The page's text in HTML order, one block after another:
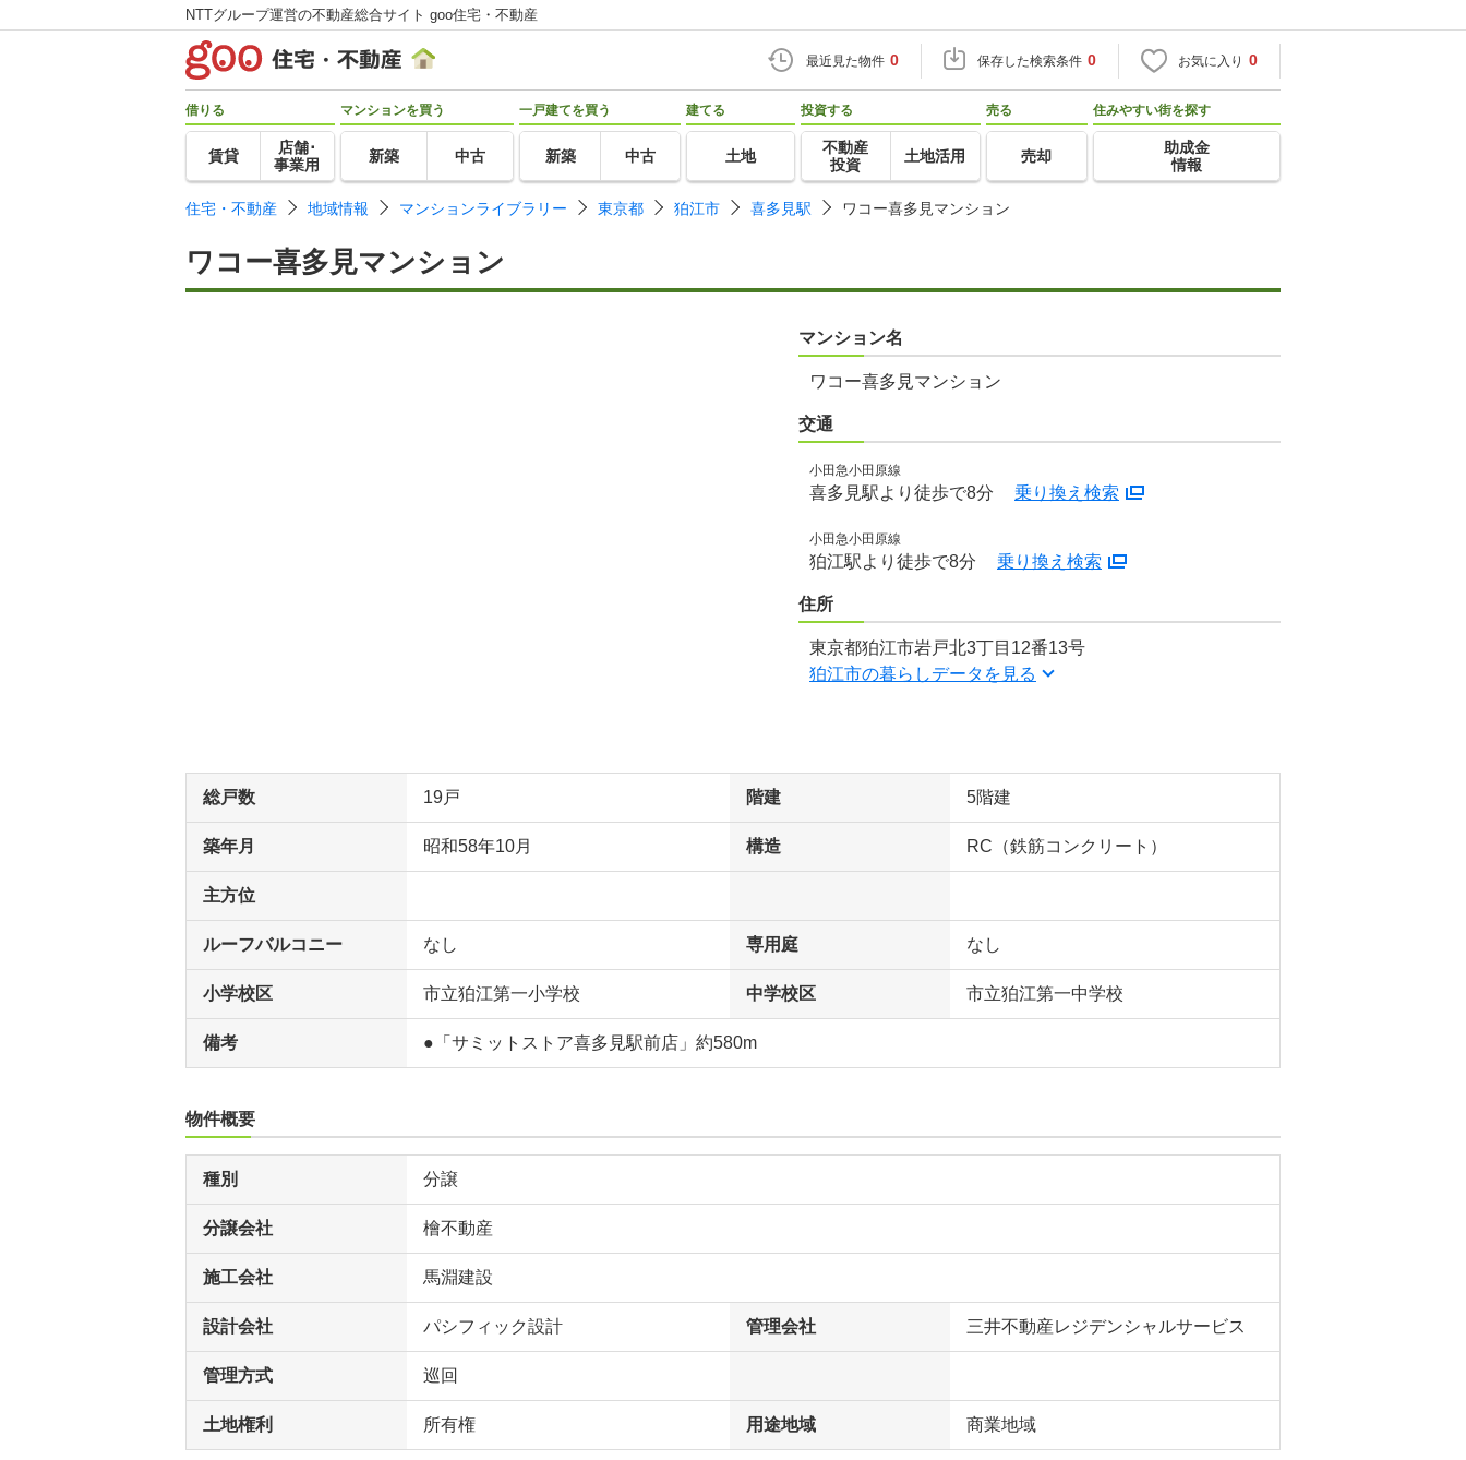
NTTグループ運営の不動産総合サイト goo住宅・不動産
最近見た物件 0 保存した検索条件 0 お気に入り 0
借りる
賃貸
店舗･
事業用
マンションを買う
新築 中古
一戸建てを買う
新築 中古
建てる
土地
投資する
不動産
投資
土地活用
売る
売却
住みやすい街を探す
助成金
情報
住宅・不動産 地域情報 マンションライブラリー 東京都 狛江市 喜多見駅 ワコー喜多見マンション
ワコー喜多見マンション
マンション名
ワコー喜多見マンション
交通
小田急小田原線
喜多見駅より徒歩で8分 乗り換え検索
小田急小田原線
狛江駅より徒歩で8分 乗り換え検索
住所
東京都狛江市岩戸北3丁目12番13号
狛江市の暮らしデータを見る
総戸数 19戸 階建 5階建
築年月 昭和58年10月 構造 RC（鉄筋コンクリート）
主方位
ルーフバルコニー なし 専用庭 なし
小学校区 市立狛江第一小学校 中学校区 市立狛江第一中学校
備考 ●「サミットストア喜多見駅前店」約580m
物件概要
種別 分譲
分譲会社 檜不動産
施工会社 馬淵建設
設計会社 パシフィック設計 管理会社 三井不動産レジデンシャルサービス
管理方式 巡回
土地権利 所有権 用途地域 商業地域